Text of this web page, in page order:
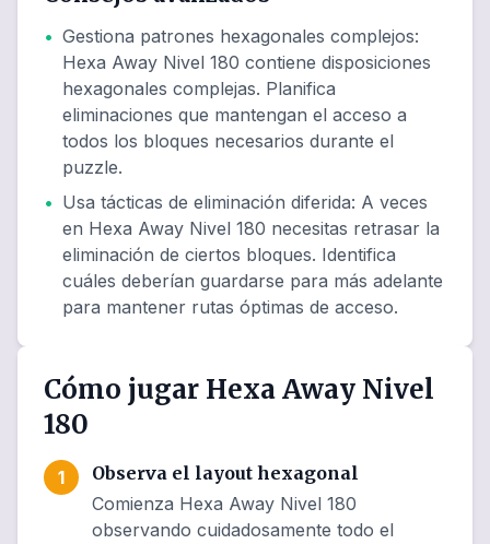
• Gestiona patrones hexagonales complejos:
Hexa Away Nivel 180 contiene disposiciones
hexagonales complejas. Planifica
eliminaciones que mantengan el acceso a
todos los bloques necesarios durante el
puzzle.
• Usa tácticas de eliminación diferida: A veces
en Hexa Away Nivel 180 necesitas retrasar la
eliminación de ciertos bloques. Identifica
cuáles deberían guardarse para más adelante
para mantener rutas óptimas de acceso.
Cómo jugar Hexa Away Nivel
180
1
Observa el layout hexagonal
Comienza Hexa Away Nivel 180
observando cuidadosamente todo el